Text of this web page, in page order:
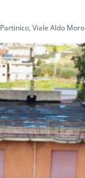
Partinico, Viale Aldo Moro